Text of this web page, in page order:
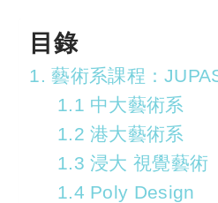
目錄
1. 藝術系課程：
1.1 中大藝術系
1.2 港大藝術系
1.3 浸大 視覺藝術
1.4 Poly Design